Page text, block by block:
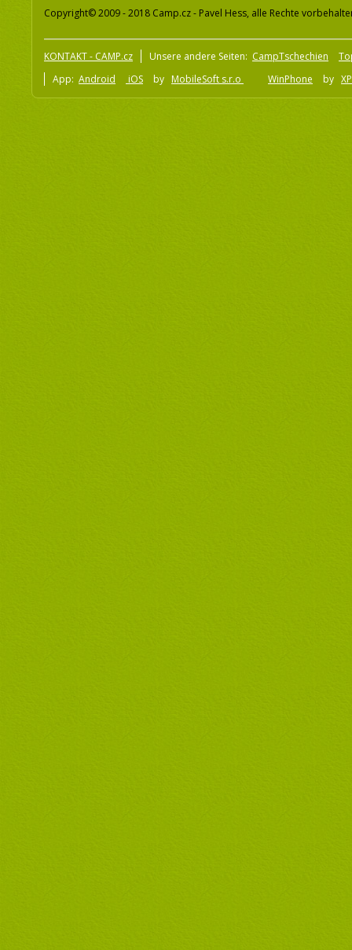
Copyright© 2009 - 2018 Camp.cz - Pavel Hess, alle Rechte
KONTAKT - CAMP.cz Unsere andere Seiten: CampTschechien
App: Android iOS by MobileSoft s.r.o WinPhone by